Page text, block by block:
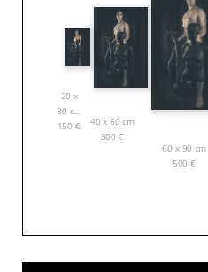
20 x
30 cm
150 €
40 x 60 cm
300€
60 x 90 cm
500 €